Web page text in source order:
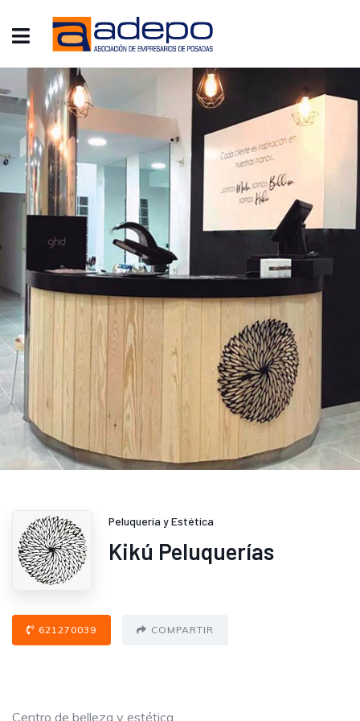
Peluquería y Estética
Kikú Peluquerías
621270039 COMPARTIR
Centro de belleza y estética.